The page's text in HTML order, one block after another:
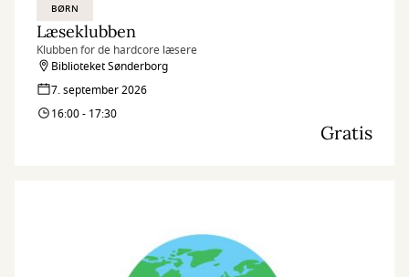
BØRN
Læseklubben
Klubben for de hardcore læsere
Biblioteket Sønderborg
7. september 2026
16:00 - 17:30
Gratis